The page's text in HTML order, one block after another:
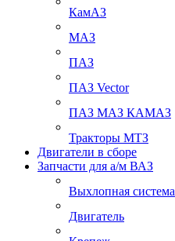
КамАЗ
МАЗ
ПАЗ
ПАЗ Vector
ПАЗ МАЗ КАМАЗ
Тракторы МТЗ
Двигатели в сборе
Запчасти для а/м ВАЗ
Выхлопная система
Двигатель